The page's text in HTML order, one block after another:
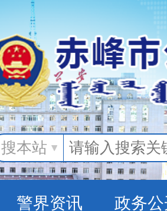
搜本站
警界资讯 政务